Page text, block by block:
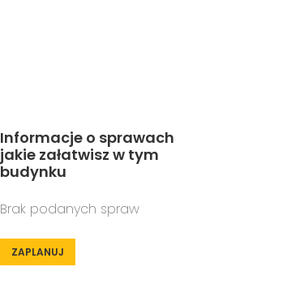
Informacje o sprawach
jakie załatwisz w tym
budynku
Brak podanych spraw
ZAPLANUJ